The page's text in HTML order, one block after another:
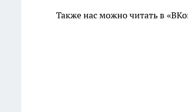
Также нас можно читать в